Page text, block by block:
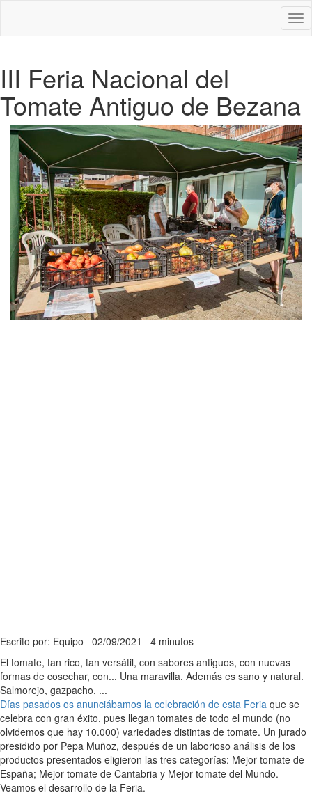
III Feria Nacional del
Tomate Antiguo de Bezana
Escrito por: Equipo 02/09/2021 4 minutos
El tomate, tan rico, tan versátil, con sabores antiguos, con nuevas
formas de cosechar, con... Una maravilla. Además es sano y natural.
Salmorejo, gazpacho, ...
Días pasados os anunciábamos la celebración de esta Feria que se
celebra con gran éxito, pues llegan tomates de todo el mundo (no
olvidemos que hay 10.000) variedades distintas de tomate. Un jurado
presidido por Pepa Muñoz, después de un laborioso análisis de los
productos presentados eligieron las tres categorías: Mejor tomate de
España; Mejor tomate de Cantabria y Mejor tomate del Mundo.
Veamos el desarrollo de la Feria.